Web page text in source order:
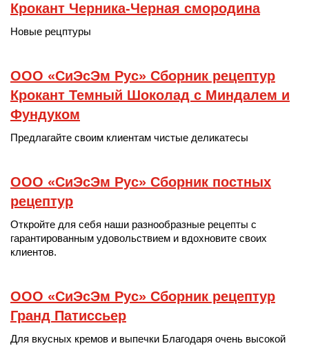
Крокант Черника-Черная смородина
Новые рецптуры
ООО «СиЭсЭм Рус» Сборник рецептур
Крокант Темный Шоколад с Миндалем и
Фундуком
Предлагайте своим клиентам чистые деликатесы
ООО «СиЭсЭм Рус» Сборник постных
рецептур
Откройте для себя наши разнообразные рецепты с
гарантированным удовольствием и вдохновите своих
клиентов.
ООО «СиЭсЭм Рус» Сборник рецептур
Гранд Патиссьер
Для вкусных кремов и выпечки Благодаря очень высокой